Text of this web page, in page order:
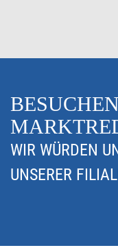
WIR WÜRDEN
UNSERER